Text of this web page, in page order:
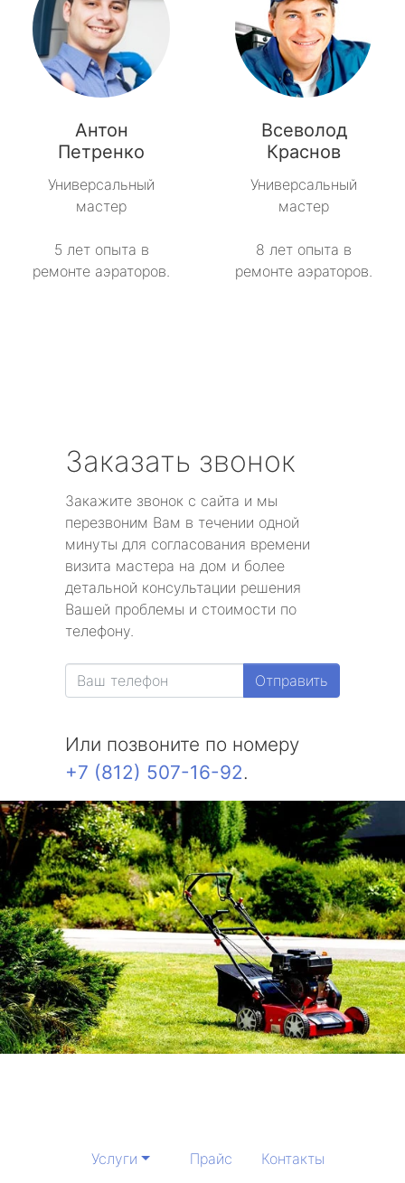
Антон
Петренко
Универсальный
мастер
5 лет опыта в
ремонте аэраторов.
Всеволод
Краснов
Универсальный
мастер
8 лет опыта в
ремонте аэраторов.
Заказать звонок
Закажите звонок с сайта и мы
перезвоним Вам в течении одной
минуты для согласования времени
визита мастера на дом и более
детальной консультации решения
Вашей проблемы и стоимости по
телефону.
Отправить
Или позвоните по номеру
+7 (812) 507-16-92.
Услуги Прайс Контакты